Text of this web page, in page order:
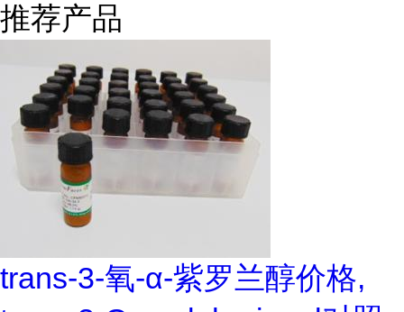
推荐产品
trans-3-氧-α-紫罗兰醇价格,